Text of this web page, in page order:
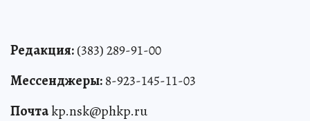
Редакция:(383) 289-91-00
Мессенджеры:8-923-145-11-03
Почтаkp.nsk@phkp.ru